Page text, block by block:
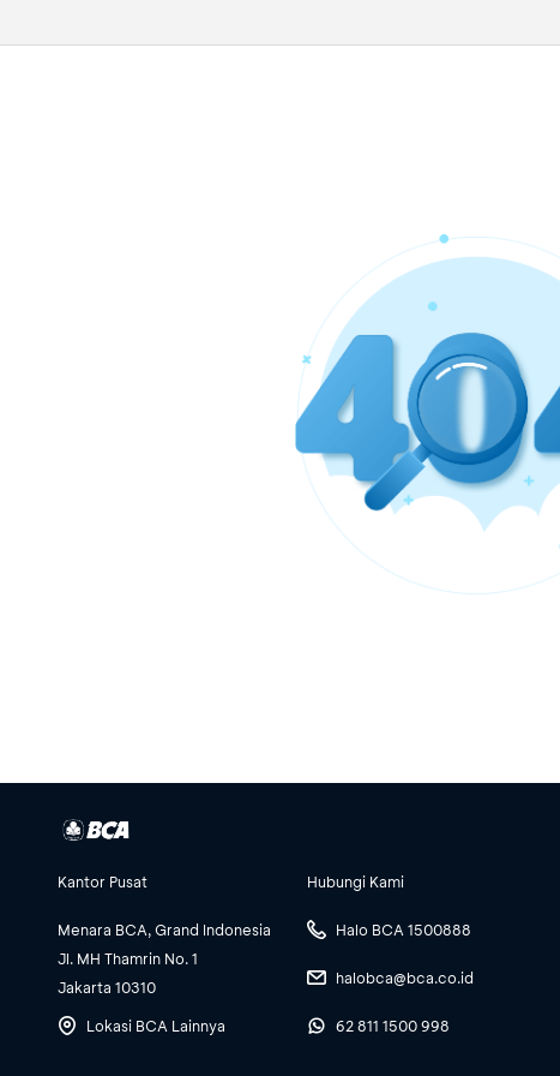
Kantor Pusat
Menara BCA, Grand Indonesia
Jl. MH Thamrin No. 1
Jakarta 10310
Lokasi BCA Lainnya
Hubungi Kami
Halo BCA 1500888
halobca@bca.co.id
62 811 1500 998